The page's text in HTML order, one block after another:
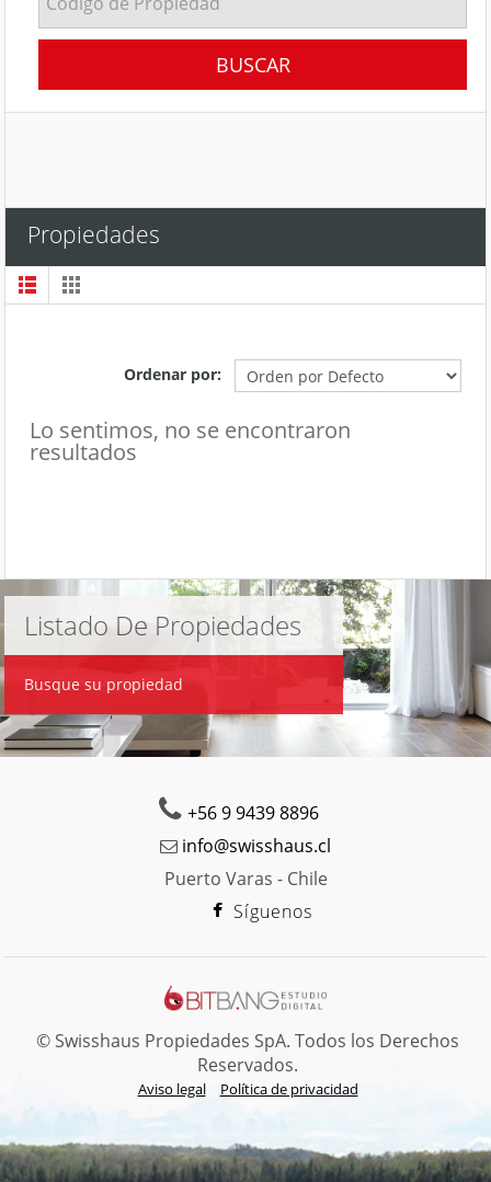
Propiedades
Ordenar por:
Lo sentimos, no se encontraron
resultados
Listado De Propiedades
Busque su propiedad
info@swisshaus.cl
+56 9 9439 8896
Puerto Varas - Chile
Síguenos
© Swisshaus Propiedades SpA. Todos los Derechos
Reservados.
Aviso legal Política de privacidad